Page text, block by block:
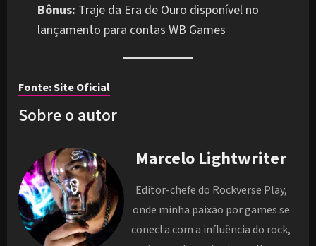
Bônus: Traje da Era de Ouro disponível no
lançamento para contas WB Games
Fonte: Site Oficial
Sobre o autor
Marcelo Lightwriter
Editor-chefe do Rockverse Play,
onde minha paixão por games se
conecta com a influência do rock,